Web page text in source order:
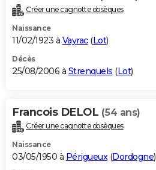
Créer une cagnotte obsèques
Naissance
11/02/1923 à Vayrac(Lot)
Décès
25/08/2006 à Strenquels (Lot)
Francois DELOL (54 ans)
Créer une cagnotte obsèques
Naissance
03/05/1950 à Périgueux(Dordogne)